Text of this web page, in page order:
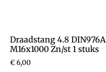
Draadstang 4.8 DIN976A
M16x1000 Zn/st 1 stuks
€6,00